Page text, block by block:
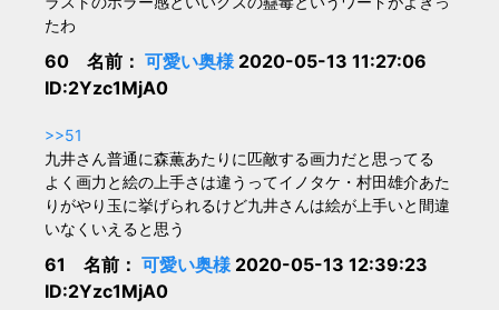
たわ
60 名前： 可愛い奥様2020-05-13 11:27:06
ID:2Yzc1MjA0
>>51
九井さん普通に森薫あたりに匹敵する画力だと思ってる
よく画力と絵の上手さは違うってイノタケ・村田雄介あた
りがやり玉に挙げられるけど九井さんは絵が上手いと間違
いなくいえると思う
61 名前： 可愛い奥様2020-05-13 12:39:23
ID:2Yzc1MjA0